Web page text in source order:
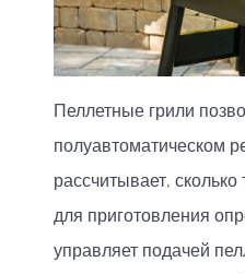
Пеллетные грили
полуавтоматическом
рассчитывает,
для приготовления
управляет подачей